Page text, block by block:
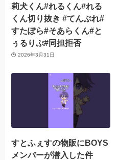
莉犬くん#れるくん#れる
くん切り抜き #てんぷれ#
すたぽら#そあらくん#と
ぅるりぷ#同担拒否
2026年3月31日
すとふぇすの物販にBOYS
メンバーが潜入した件